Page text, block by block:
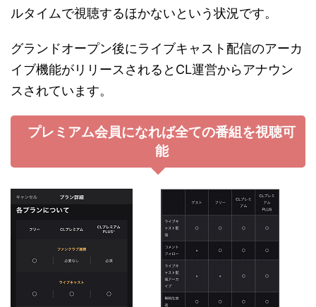
ルタイムで視聴するほかないという状況です。
グランドオープン後にライブキャスト配信のアーカ
イブ機能がリリースされるとCL運営からアナウン
スされています。
プレミアム会員になれば全ての番組を視聴可
能